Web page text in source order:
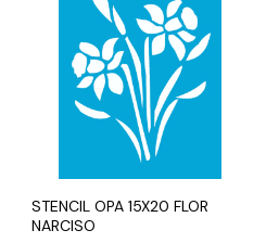
STENCIL OPA 15X20 FLOR
NARCISO